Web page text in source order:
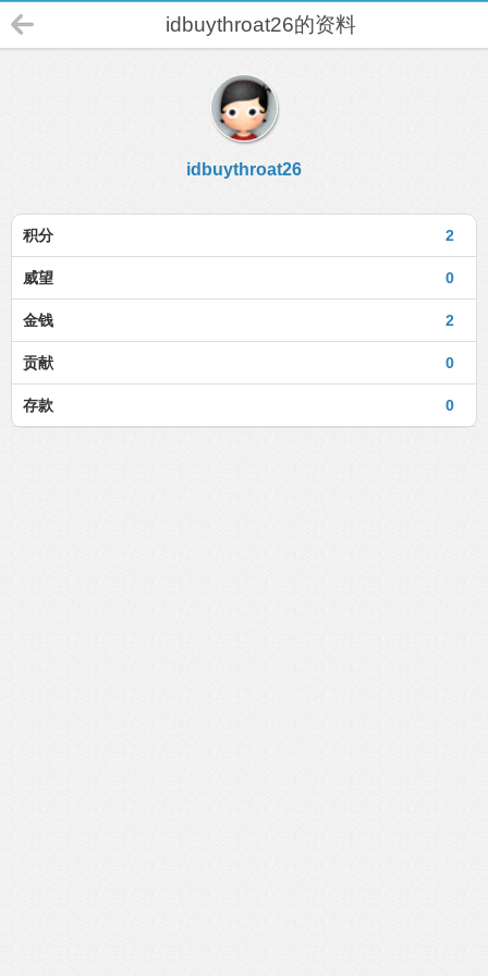
idbuythroat26的资料
idbuythroat26
2
积分
0
威望
2
金钱
0
贡献
0
存款